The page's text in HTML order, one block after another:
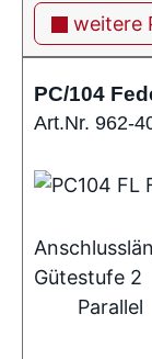
weitere
PC/104
Art.Nr. 962-
Gütestufe 2
Parallel